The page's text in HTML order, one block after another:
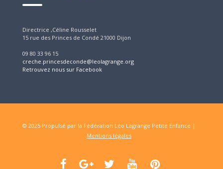
Directrice ,Céline Rousselet
15 rue des Princes de Condé 21000 Dijon
09 80 33 96 15
creche.princesdeconde@leolagrange.org
Retrouvez nous sur Facebook
© 2025 Propulsé par la Fédération Léo Lagrange Petite Enfance |
Mentions légales